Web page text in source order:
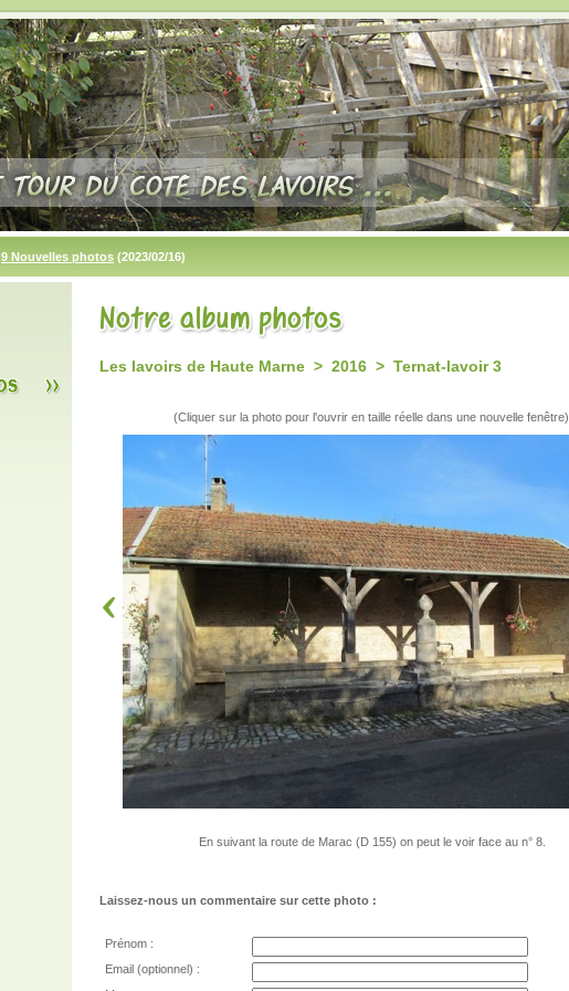
9 Nouvelles photos (2023/02/16)
Les lavoirs de Haute Marne > 2016 > Ternat-lavoir 3
(Cliquer sur la photo pour l'ouvrir en taille réelle dans une nouvelle fenêtre)
En suivant la route de Marac (D 155) on peut le voir face au n° 8.
Laissez-nous un commentaire sur cette photo :
Prénom :
Email (optionnel) :